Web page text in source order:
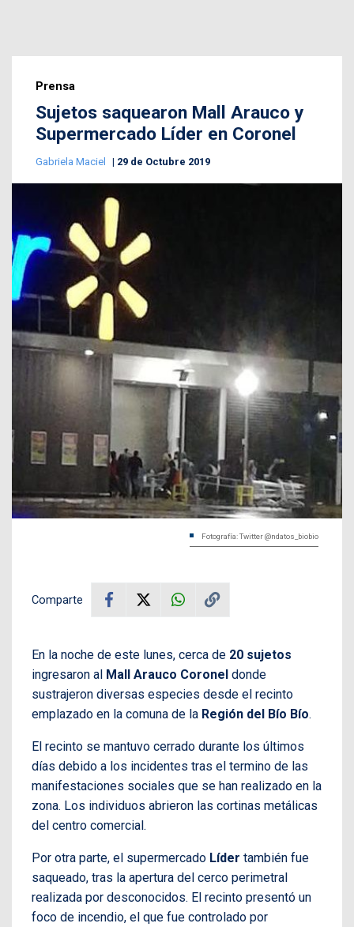
Prensa
Sujetos saquearon Mall Arauco y
Supermercado Líder en Coronel
Gabriela Maciel 29 de Octubre 2019
Fotografía: Twitter @ndatos_biobio
Comparte
En la noche de este lunes, cerca de 20 sujetos
ingresaron al Mall Arauco Coronel donde
sustrajeron diversas especies desde el recinto
emplazado en la comuna de la Región del Bío Bío.
El recinto se mantuvo cerrado durante los últimos
días debido a los incidentes tras el termino de las
manifestaciones sociales que se han realizado en la
zona. Los individuos abrieron las cortinas metálicas
del centro comercial.
Por otra parte, el supermercado Líder también fue
saqueado, tras la apertura del cerco perimetral
realizada por desconocidos. El recinto presentó un
foco de incendio, el que fue controlado por